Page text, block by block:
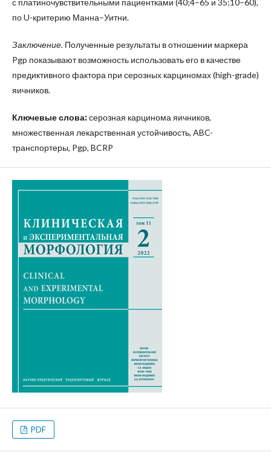
по U-критерию Манна–Уитни.
Заключение. Полученные результаты в отношении маркера
Pgp показывают возможность использовать его в качестве
предиктивного фактора при серозных карциномах (high-grade)
яичников.
Ключевые слова:серозная карцинома яичников,
множественная лекарственная устойчивость, ABC-
транспортеры, Pgp, BCRP
PDF